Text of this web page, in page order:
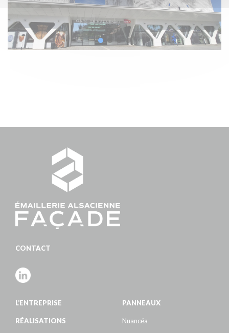
CONTACT
L’ENTREPRISE
RÉALISATIONS
PANNEAUX
Nuancéa